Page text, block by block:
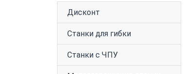
Дисконт
Станки для гибки
Станки с ЧПУ